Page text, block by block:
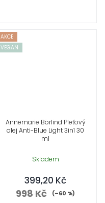
AKCE
VEGAN
Annemarie Börlind Pleťový
olej Anti-Blue Light 3in1 30
ml
Skladem
399,20 Kč
998 Kč (–60 %)